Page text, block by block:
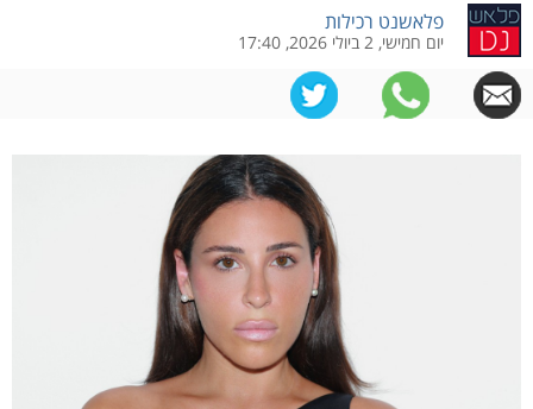
פלאשנט רכילות
יום חמישי, 2 ביולי 2026, 17:40